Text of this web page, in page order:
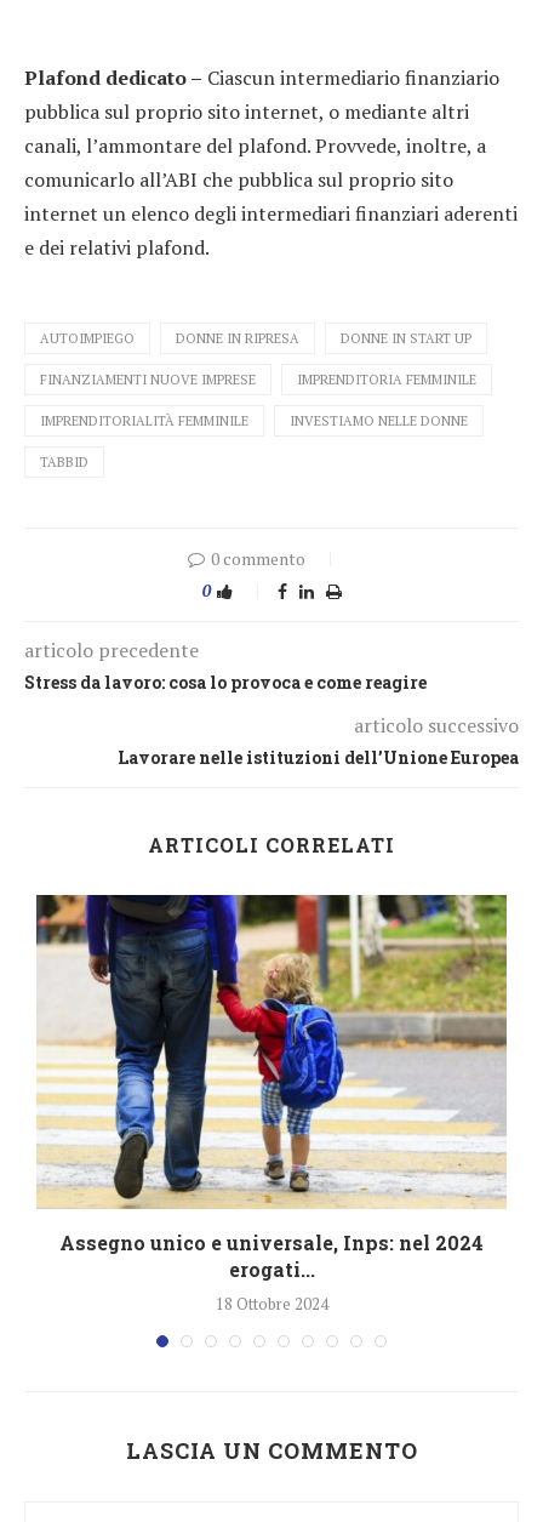
Plafond dedicato – Ciascun intermediario finanziario
pubblica sul proprio sito internet, o mediante altri
canali, l’ammontare del plafond. Provvede, inoltre, a
comunicarlo all’ABI che pubblica sul proprio sito
internet un elenco degli intermediari finanziari aderenti
e dei relativi plafond.
AUTOIMPIEGO DONNE IN RIPRESA DONNE IN START UP
FINANZIAMENTI NUOVE IMPRESE IMPRENDITORIA FEMMINILE
IMPRENDITORIALITÀ FEMMINILE INVESTIAMO NELLE DONNE
TABBID
0 commento
0
articolo precedente
Stress da lavoro: cosa lo provoca e come reagire
articolo successivo
Lavorare nelle istituzioni dell’Unione Europea
ARTICOLI CORRELATI
Assegno unico e universale, Inps: nel 2024
erogati...
18 Ottobre 2024
LASCIA UN COMMENTO